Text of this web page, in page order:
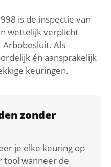
is de inspectie van
wettelijk verplicht
Als
én aansprakelijk
keuringen.
zonder
je elke keuring op
tool wanneer de